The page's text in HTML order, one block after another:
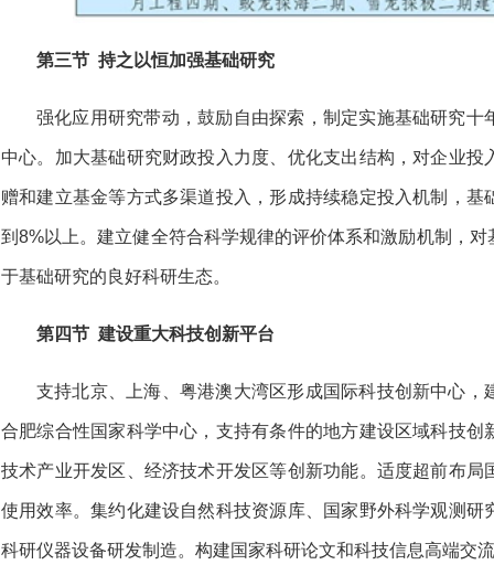
第三节 持之以恒加强基础研究
强化应用研究带动，鼓励自由探索，制定实施基础研究
中心。加大基础研究财政投入力度、优化支出结构，对企业
赠和建立基金等方式多渠道投入，形成持续稳定投入机制，
到8%以上。建立健全符合科学规律的评价体系和激励机制，
于基础研究的良好科研生态。
第四节 建设重大科技创新平台
支持北京、上海、粤港澳大湾区形成国际科技创新中心
合肥综合性国家科学中心，支持有条件的地方建设区域科技
技术产业开发区、经济技术开发区等创新功能。适度超前布
使用效率。集约化建设自然科技资源库、国家野外科学观测
科研仪器设备研发制造。构建国家科研论文和科技信息高端交